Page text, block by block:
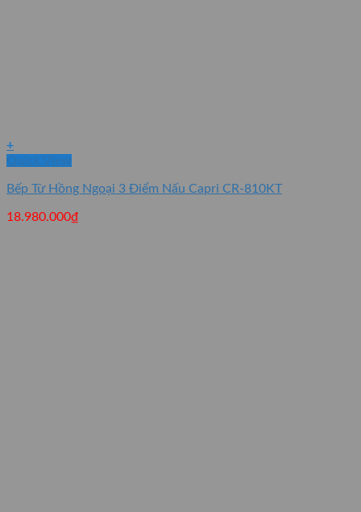
+
Quick View
Bếp Từ Hồng Ngoại 3 Điểm Nấu Capri CR-810KT
18.980.000₫